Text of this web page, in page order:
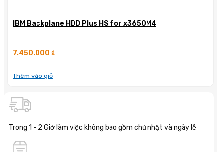
IBM Backplane HDD Plus HS for x3650M4
7.450.000 ₫
Thêm vào giỏ
Trong 1 - 2 Giờ làm việc không bao gồm chủ nhật và ngày lễ